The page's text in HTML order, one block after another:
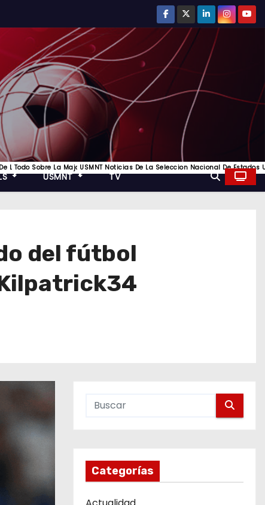
De Clubes Más Prestigiosa Del Fútbol Europeo, Toda La
Mejores Equipos De Inglaterra
Futbol De La Liga Italiana Y Los Mejores Equipos De Italia
La Bundesliga Y Todo Lo Mejor Del Futbol Aleman
Todo Sobre La Major League Soccer, Futbol De Estados Unidos
USMNT
USMNT Noticias De La Seleccion Nacional De
TV
del fútbol
Categorías